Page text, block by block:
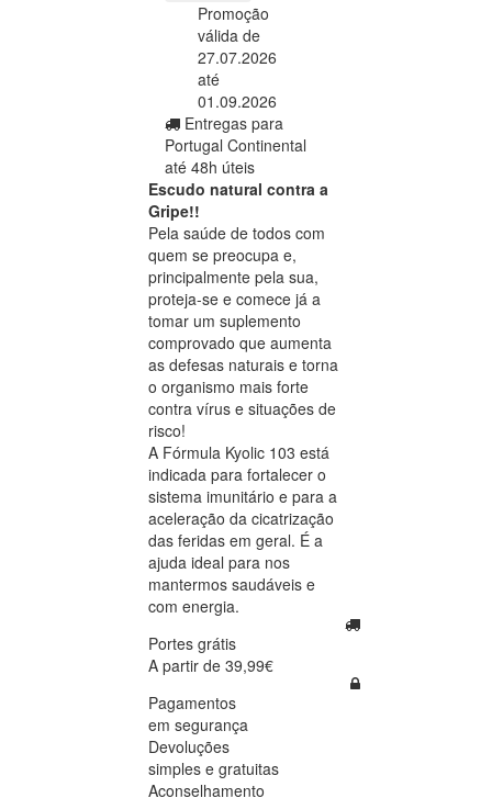
Promoção
válida de
27.07.2026
até
01.09.2026
Entregas para
Portugal Continental
até 48h úteis
Escudo natural contra a
Gripe!!
Pela saúde de todos com
quem se preocupa e,
principalmente pela sua,
proteja-se e comece já a
tomar um suplemento
comprovado que aumenta
as defesas naturais e torna
o organismo mais forte
contra vírus e situações de
risco!
A Fórmula Kyolic 103 está
indicada para fortalecer o
sistema imunitário e para a
aceleração da cicatrização
das feridas em geral. É a
ajuda ideal para nos
mantermos saudáveis e
com energia.
Portes grátis
A partir de 39,99€
Pagamentos
em segurança
Devoluções
simples e gratuitas
Aconselhamento